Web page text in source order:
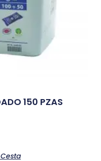
150 PZAS